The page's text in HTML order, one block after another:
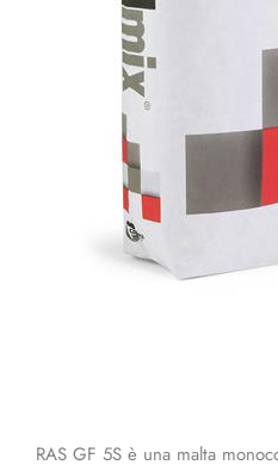
RAS GF 5S è una malta